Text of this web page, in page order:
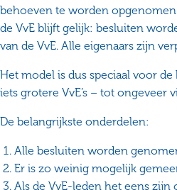
behoeven te worden
de VvE blijft gelijk: besluiten
van de VvE. Alle eigenaars zijn
Het model is dus speciaal voor
iets grotere VvE’s – tot
De belangrijkste onderdelen:
Alle besluiten worden
Er is zo weinig mogelijk
Als de VvE-leden het eens